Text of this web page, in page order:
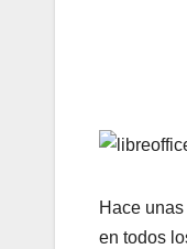
Hace
en todos